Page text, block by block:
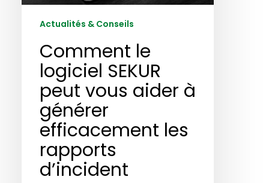
rapports
d’incident
Actualités & Conseils
Comment le
logiciel SEKUR
peut vous aider à
générer
efficacement les
rapports
d’incident